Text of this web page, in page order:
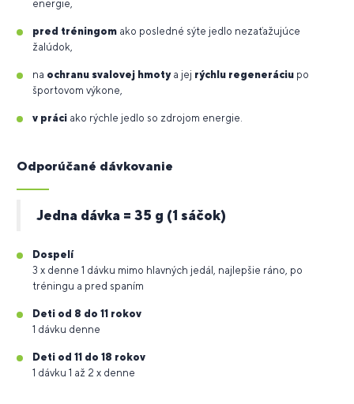
energie,
pred tréningom ako posledné sýte jedlo nezaťažujúce
žalúdok,
na ochranu svalovej hmotya jej rýchlu regeneráciu po
športovom výkone,
v práci ako rýchle jedlo so zdrojom energie.
Odporúčané dávkovanie
Jedna dávka = 35 g (1 sáčok)
Dospelí
3 x denne 1 dávku mimo hlavných jedál, najlepšie ráno, po
tréningu a pred spaním
Deti od 8 do 11 rokov
1 dávku denne
Deti od 11 do 18 rokov
1 dávku 1 až 2 x denne